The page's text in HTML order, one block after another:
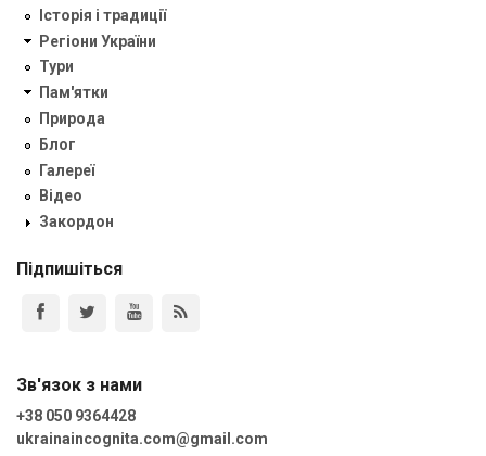
Історія і традиції
Регіони України
Тури
Пам'ятки
Природа
Блог
Галереї
Відео
Закордон
Підпишіться
Зв'язок з нами
+38 050 9364428
ukrainaincognita.com@gmail.com